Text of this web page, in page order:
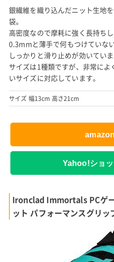
銀繊維を織り込んだニット生地
袋。
高密度なので摩耗に強く長持ちし
0.3mmと薄手で何もつけていな
しっかりと滑り止めが効いていま
サイズは1種類ですが、非常に
いサイズに対応しています。
サイズ 幅13cm 高さ21cm
Yahoo!ショ
Ironclad Immortals PCゲ
ット パフォーマンスグリッ